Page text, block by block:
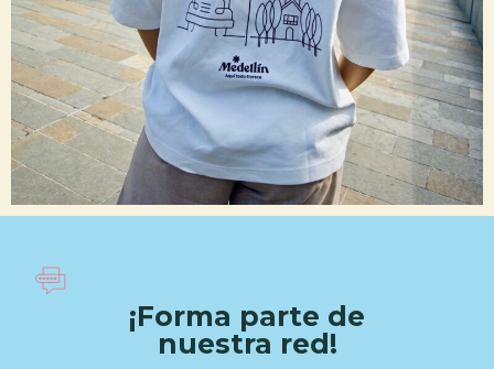
¡Forma parte de
nuestra red!